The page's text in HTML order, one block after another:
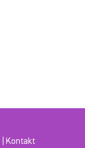
Kontakt